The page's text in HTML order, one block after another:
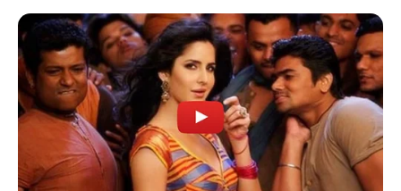
como fazer cabelo maluco
Como Fazer Cabelo Maluco